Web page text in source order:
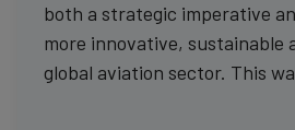
both a strategic imperative
more innovative,
global aviation sector. This